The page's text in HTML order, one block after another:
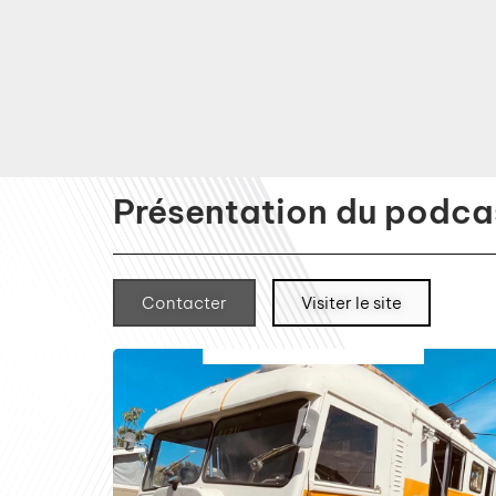
Présentation du
Contacter Visiter le site